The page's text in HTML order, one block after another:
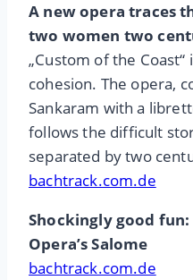
A new opera traces
two women two
„Custom of the
cohesion. The opera,
Sankaram with a
follows the difficult
separated by two
bachtrack.com.de
Shockingly good
Opera’s Salome
bachtrack.com.de